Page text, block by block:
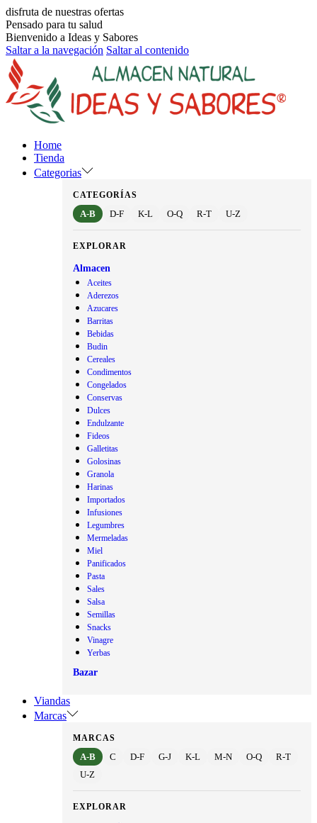
disfruta de nuestras ofertas
Pensado para tu salud
Bienvenido a Ideas y Sabores
Saltar a la navegación Saltar al contenido
Home
Tienda
Categorias
CATEGORÍAS
A-B D-F K-L O-Q R-T U-Z
EXPLORAR
Almacen
Aceites
Aderezos
Azucares
Barritas
Bebidas
Budin
Cereales
Condimentos
Congelados
Conservas
Dulces
Endulzante
Fideos
Galletitas
Golosinas
Granola
Harinas
Importados
Infusiones
Legumbres
Mermeladas
Miel
Panificados
Pasta
Sales
Salsa
Semillas
Snacks
Vinagre
Yerbas
Bazar
Viandas
Marcas
MARCAS
A-B C D-F G-J K-L M-N O-Q
R-T
U-Z
EXPLORAR